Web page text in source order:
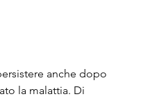
la malattia. Di